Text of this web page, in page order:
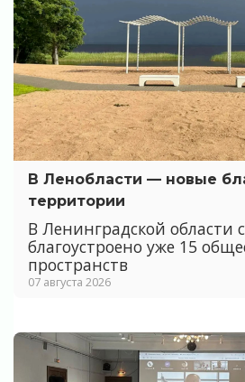
В Ленобласти — новые
территории
В Ленинградской области
благоустроено уже 15
пространств
07 августа 2026